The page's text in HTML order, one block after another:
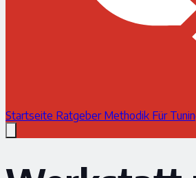
Startseite Ratgeber Methodik Für